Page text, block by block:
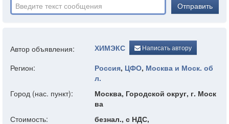
Отправить
Автор объявления: ХИМЭКС Написать автору
Регион: Россия, ЦФО, Москва и Моск. об
л.
Город (нас. пункт):
Москва, Городской округ, г. Моск
ва
Стоимость:
безнал., с НДС,